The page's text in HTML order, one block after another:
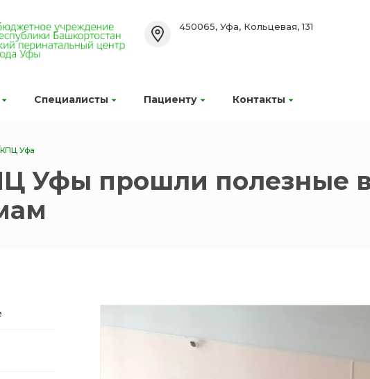
Специалисты Пациенту Контакты
450065, Уфа, Кольцевая, 131
Уфа
Уфы прошли полезные